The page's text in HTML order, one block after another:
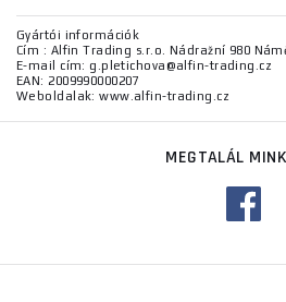
Gyártói információk
Cím : Alfin Trading s.r.o. Nádražní 980
E-mail cím: g.pletichova@alfin-trading.cz
EAN: 2009990000207
Weboldalak: www.alfin-trading.cz
MEGTALÁL